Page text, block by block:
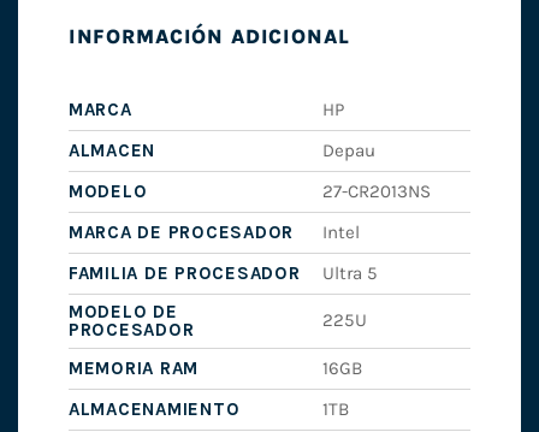
INFORMACIÓN ADICIONAL
MARCA
HP
ALMACEN
Depau
MODELO
27-CR2013NS
MARCA DE PROCESADOR
Intel
FAMILIA DE PROCESADOR
Ultra 5
MODELO DE
PROCESADOR
225U
MEMORIA RAM
16GB
ALMACENAMIENTO
1TB